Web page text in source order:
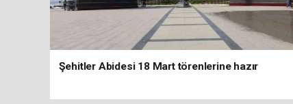
Şehitler Abidesi 18 Mart törenlerine hazır